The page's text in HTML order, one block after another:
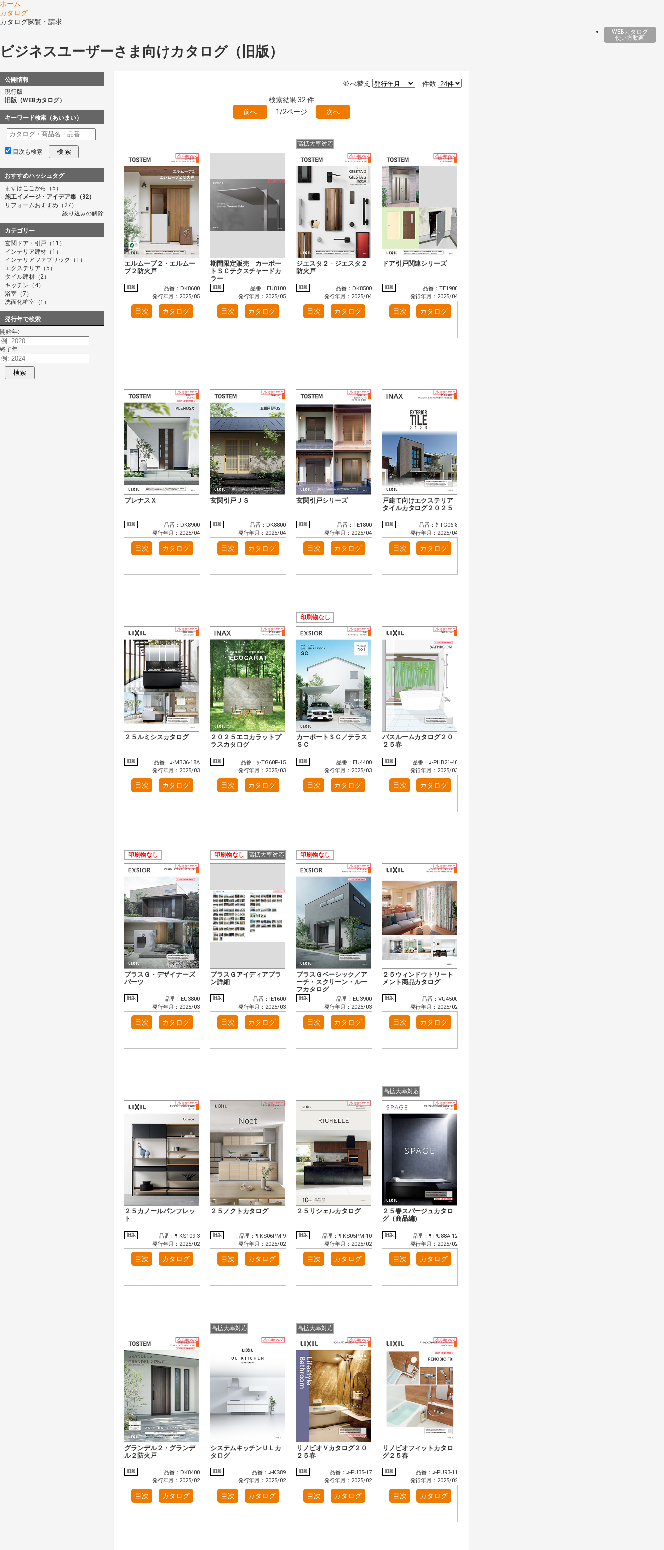
ホーム
カタログ
カタログ閲覧・請求
WEBカタログ
使い方動画
ビジネスユーザーさま向けカタログ（旧版）
公開情報
現行版
旧版（WEBカタログ）
キーワード検索（あいまい）
目次も検索 検 索
おすすめハッシュタグ
まずはここから（5）
施工イメージ・アイデア集（32）
リフォームおすすめ（27）
絞り込みの解除
カテゴリー
玄関ドア・引戸（11）
インテリア建材（1）
インテリアファブリック（1）
エクステリア（5）
タイル建材（2）
キッチン（4）
浴室（7）
洗面化粧室（1）
発行年で検索
開始年:
終了年:
検索
件数
並べ替え
検索結果32 件
前へ
1/2ページ 次へ
エルムーブ２・エルムー
ブ２防火戸
旧版
品番：DK8600
発行年月：2025/05
目次 カタログ
期間限定販売 カーポー
トＳＣテクスチャードカ
ラー
旧版
品番：EU8100
発行年月：2025/05
目次 カタログ
高拡大率対応
ジエスタ２・ジエスタ２
防火戸
旧版
品番：DK8500
発行年月：2025/04
目次 カタログ
ドア引戸関連シリーズ
旧版
品番：TE1900
発行年月：2025/04
目次 カタログ
プレナスＸ
旧版
品番：DK8900
発行年月：2025/04
目次 カタログ
玄関引戸ＪＳ
旧版
品番：DK8800
発行年月：2025/04
目次 カタログ
玄関引戸シリーズ
旧版
品番：TE1800
発行年月：2025/04
目次 カタログ
戸建て向けエクステリア
タイルカタログ２０２５
旧版
品番：ﾀ-TG06-8
発行年月：2025/04
目次 カタログ
２５ルミシスカタログ
旧版
品番：ﾖ-MB36-18A
発行年月：2025/03
目次 カタログ
２０２５エコカラットプ
ラスカタログ
旧版
品番：ﾀ-TG60P-15
発行年月：2025/03
目次 カタログ
印刷物なし
カーポートＳＣ／テラス
ＳＣ
旧版
品番：EU4400
発行年月：2025/03
目次 カタログ
バスルームカタログ２０
２５春
旧版
品番：ﾖ-PHB21-40
発行年月：2025/03
目次 カタログ
印刷物なし
プラスＧ・デザイナーズ
パーツ
旧版
品番：EU3800
発行年月：2025/03
目次 カタログ
印刷物なし 高拡大率対応
プラスＧアイディアプラ
ン詳細
旧版
品番：IE1600
発行年月：2025/03
目次 カタログ
印刷物なし
プラスＧベーシック／ア
ーチ・スクリーン・ルー
フカタログ
旧版
品番：EU3900
発行年月：2025/03
目次 カタログ
２５ウィンドウトリート
メント商品カタログ
旧版
品番：VU4500
発行年月：2025/02
目次 カタログ
２５カノールパンフレッ
ト
旧版
品番：ﾖ-KS109-3
発行年月：2025/02
目次 カタログ
２５ノクトカタログ
旧版
品番：ﾖ-KS06PM-9
発行年月：2025/02
目次 カタログ
２５リシェルカタログ
旧版
品番：ﾖ-KS05PM-10
発行年月：2025/02
目次 カタログ
高拡大率対応
２５春スパージュカタロ
グ（商品編）
旧版
品番：ﾖ-PU88A-12
発行年月：2025/02
目次 カタログ
グランデル２・グランデ
ル２防火戸
旧版
品番：DK8400
発行年月：2025/02
目次 カタログ
高拡大率対応
システムキッチンＵＬカ
タログ
旧版
品番：ﾖ-KS89
発行年月：2025/02
目次 カタログ
高拡大率対応
リノビオＶカタログ２０
２５春
旧版
品番：ﾖ-PU35-17
発行年月：2025/02
目次 カタログ
リノビオフィットカタロ
グ２５春
旧版
品番：ﾖ-PU93-11
発行年月：2025/02
目次 カタログ